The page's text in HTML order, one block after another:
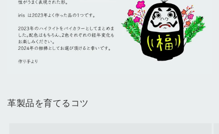
革製品を育てるコツ